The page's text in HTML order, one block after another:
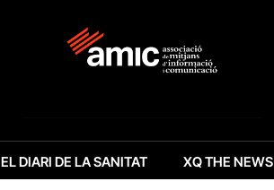
EL DIARI DE LA SANITAT XQ THE NEWS